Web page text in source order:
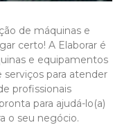
de máquinas e
certo! A Elaborar é
e equipamentos
para atender
profissionais
para ajudá-lo(a)
o seu negócio.